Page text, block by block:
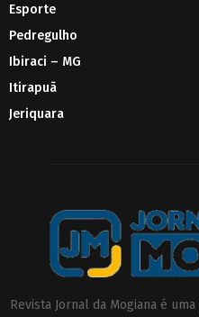
Esporte
Pedregulho
Ibiraci – MG
Itirapuã
Jeriquara
Revista Jornal da Mogiana é